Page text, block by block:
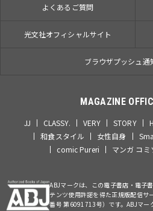
よくあるご質問
光文社オフィシャルサイト
ブラウザプッシュ通
MAGAZINE
JJ CLASSY. VERY STORY
和食スタイル
女性自身
comic Pureri
マンガ コミ
ABJマークは、この電子書店・電子
テンツ使用許諾を得た正規版配信サ
番号 第6091713号）です。ABJマー